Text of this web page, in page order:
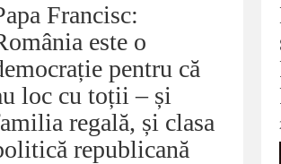
Francisc:
este o
pentru că
loc cu toții – și
regală, și clasa
republicană
Francisc:
este o
pentru că
loc cu toții – și
regală, și clasa
republicană